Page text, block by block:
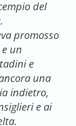
del
promosso
un
e
una
indietro,
e ai